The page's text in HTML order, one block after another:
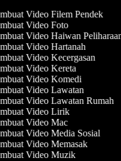
Video Filem Pendek
Video Foto
Video Haiwan Peliharaan
Video Hartanah
Video Kecergasan
Video Kereta
Video Komedi
Video Lawatan
Video Lawatan Rumah
Video Lirik
Video Mac
Video Media Sosial
Video Memasak
Video Muzik